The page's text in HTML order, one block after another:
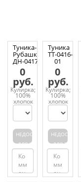
Туника-
Рубашка
ДН-0417
0
руб.
Кулирка;
100%
хлопок
НЕДОСТУПЕН
ДЛЯ ЗАКАЗА
Туника
ТТ-0416-
01
0
руб.
Кулирка;
100%
хлопок
НЕДОСТУПЕН
ДЛЯ ЗАКАЗА